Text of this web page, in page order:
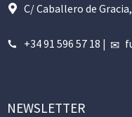
C/ Caballero de
+34 91 596 57 18 |
NEWSLETTER